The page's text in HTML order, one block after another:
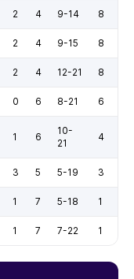
2 4 9-14 8
2 4 9-15 8
2 4 12-21 8
0 6 8-21 6
1 6
10-
21
4
3 5 5-19 3
1 7 5-18 1
1 7 7-22 1